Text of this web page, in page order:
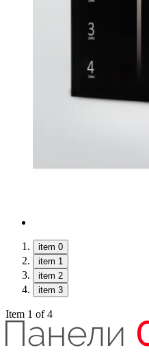
item 0
item 1
item 2
item 3
Item 1 of 4